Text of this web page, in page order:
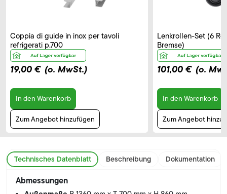
Coppia di guide in inox per tavoli
refrigerati p.700
19,00 € (o. MwSt.)
In den Warenkorb
Zum Angebot hinzufügen
Lenkrollen-Set (6
Bremse)
101,00 € (o.
In den Warenkorb
Zum Angebot
Technisches Datenblatt Beschreibung Dokumentation
Abmessungen